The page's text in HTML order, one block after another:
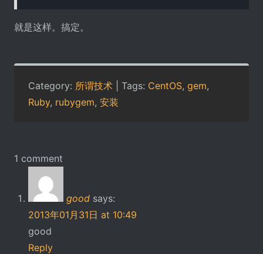
就是这样。搞定。
Category: 所谓技术 | Tags: CentOS, gem,
Ruby, rubygem, 安装
1 comment
good says:
2013年01月31日 at 10:49
good
Reply